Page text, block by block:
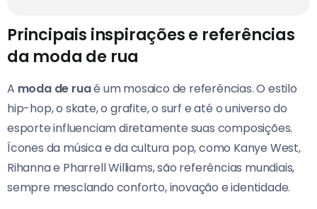
Principais inspirações e referências
da moda de rua
A moda de ruaé um mosaico de referências. O estilo
hip-hop, o skate, o grafite, o surf e até o universo do
esporte influenciam diretamente suas composições.
Ícones da música e da cultura pop, como Kanye West,
Rihanna e Pharrell Williams, são referências mundiais,
sempre mesclando conforto, inovação e identidade.